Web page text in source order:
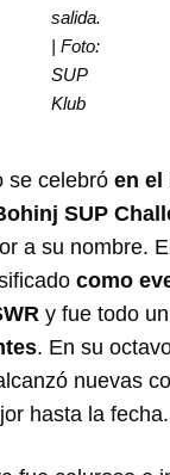
salida.
| Foto:
SUP
Klub
se celebróen el
SUP
a su nombre.
como
y fue todo
. En su
nuevas
hasta la fecha.